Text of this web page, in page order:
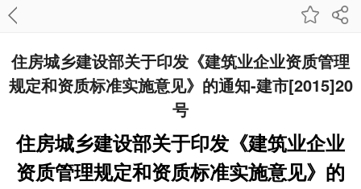
住房城乡建设部关于印发《建筑业企业资质管理
规定和资质标准实施意见》的通知-建市[2015]20
号
住房城乡建设部关于印发《建筑业企业
资质管理规定和资质标准实施意见》的